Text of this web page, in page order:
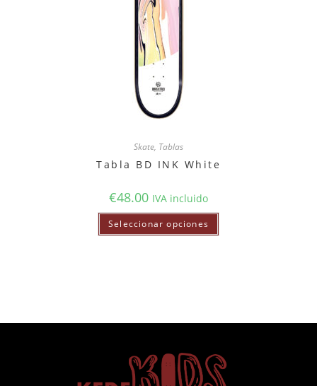
Skate, Tablas
Tabla BD INK White
€48.00 IVA incluido
Seleccionar opciones